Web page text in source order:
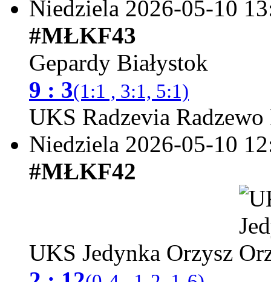
Niedziela 2026-05-10
#MŁKF43
Gepardy Białystok
9 : 3(1:1 , 3:1, 5:1)
UKS Radzevia Radzewo
Niedziela 2026-05-10
#MŁKF42
UKS Jedynka Orzysz